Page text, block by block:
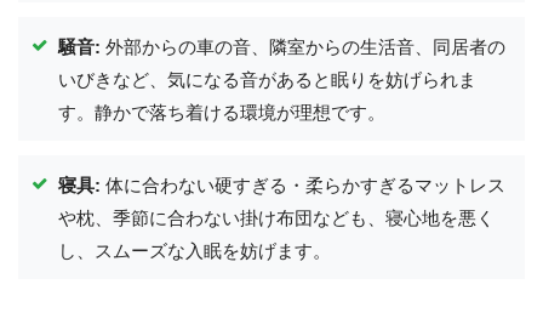
騒音: 外部からの車の音、隣室からの生活音、同居者の
いびきなど、気になる音があると眠りを妨げられま
す。静かで落ち着ける環境が理想です。
寝具: 体に合わない硬すぎる・柔らかすぎるマットレス
や枕、季節に合わない掛け布団なども、寝心地を悪く
し、スムーズな入眠を妨げます。